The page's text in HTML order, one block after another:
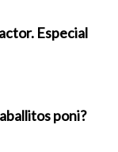
Especial
poni?